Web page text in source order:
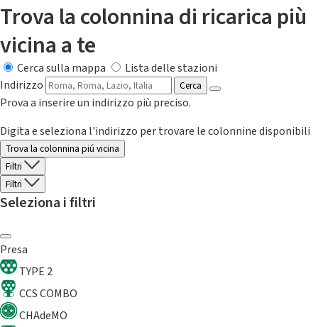
Trova la colonnina di ricarica più
vicina a te
Cerca sulla mappa
Lista delle stazioni
Indirizzo
Cerca
Prova a inserire un indirizzo più preciso.
Digita e seleziona l'indirizzo per trovare le colonnine disponibili
Trova la colonnina piú vicina
Filtri
Filtri
Seleziona i filtri
Presa
TYPE 2
CCS COMBO
CHAdeMO